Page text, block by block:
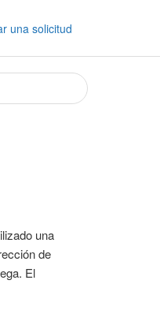
una solicitud
una
de
El